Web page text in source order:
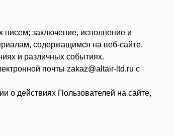
заключение, исполнение и
содержащимся на веб-сайте.
и различных событиях.
почты zakaz@altair-ltd.ru с
о действиях Пользователей на сайте,